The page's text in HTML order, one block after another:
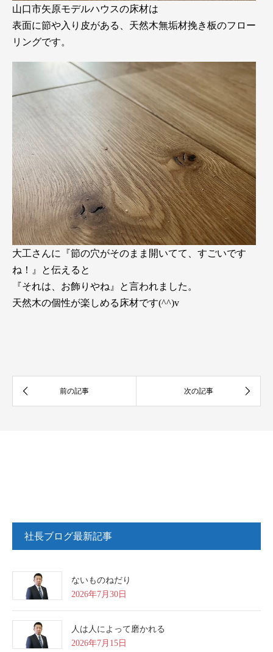
山口市矢原モデルハウスの床材は
表面に節や入り皮がある、天然木無垢材挽き板のフロー
リングです。
大工さんに『節の穴がそのまま開いてて、すごいです
ね！』と伝えると
『それは、お飾りやね』と言われました。
天然木の個性が楽しめる床材です(^^)v
社長ブログ最新記事
ないものねだり
2026年7月30日
人は人によって磨かれる
2026年7月15日